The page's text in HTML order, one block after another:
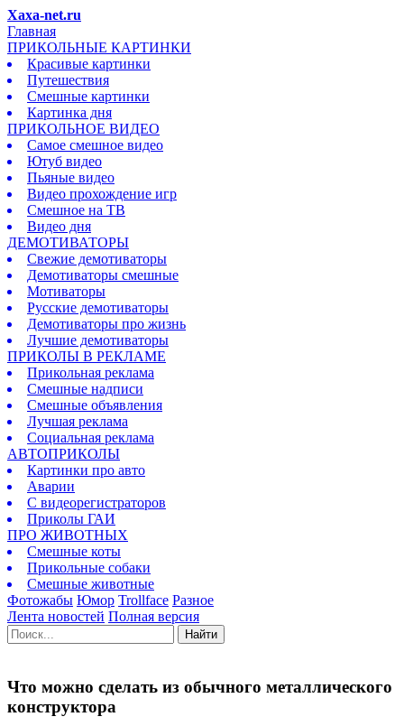
Xaxa-net.ru
Главная
ПРИКОЛЬНЫЕ КАРТИНКИ
Красивые картинки
Путешествия
Смешные картинки
Картинка дня
ПРИКОЛЬНОЕ ВИДЕО
Самое смешное видео
Ютуб видео
Пьяные видео
Видео прохождение игр
Смешное на ТВ
Видео дня
ДЕМОТИВАТОРЫ
Свежие демотиваторы
Демотиваторы смешные
Мотиваторы
Русские демотиваторы
Демотиваторы про жизнь
Лучшие демотиваторы
ПРИКОЛЫ В РЕКЛАМЕ
Прикольная реклама
Смешные надписи
Смешные объявления
Лучшая реклама
Социальная реклама
АВТОПРИКОЛЫ
Картинки про авто
Аварии
С видеорегистраторов
Приколы ГАИ
ПРО ЖИВОТНЫХ
Смешные коты
Прикольные собаки
Смешные животные
Фотожабы Юмор Trollface Разное
Лента новостей Полная версия
Найти
Что можно сделать из обычного металлического
конструктора